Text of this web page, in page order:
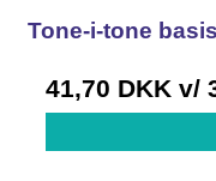
Tone-i-tone
41,70 DKK v/